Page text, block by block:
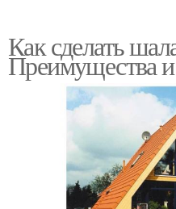
Как сделать
Преимущества и